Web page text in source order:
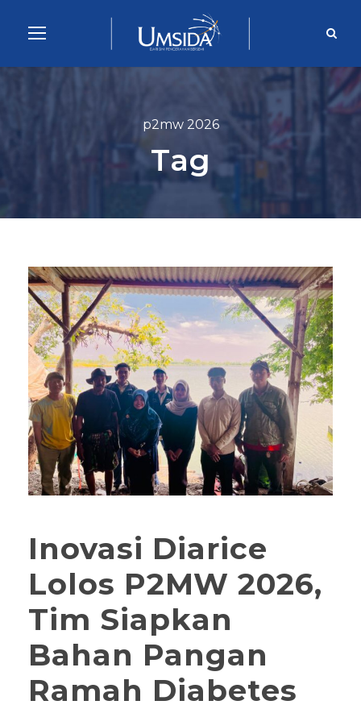
p2mw 2026
Tag
Inovasi Diarice
Lolos P2MW 2026,
Tim Siapkan
Bahan Pangan
Ramah Diabetes